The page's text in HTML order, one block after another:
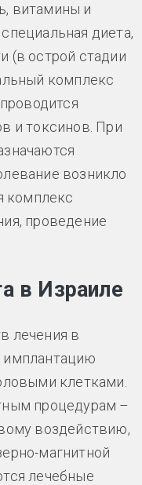
витамины и
диета,
(в острой стадии
комплекс
и токсинов. При
возникло
комплекс
проведение
в Израиле
лечения в
клетками.
процедурам –
воздействию,
магнитной
лечебные